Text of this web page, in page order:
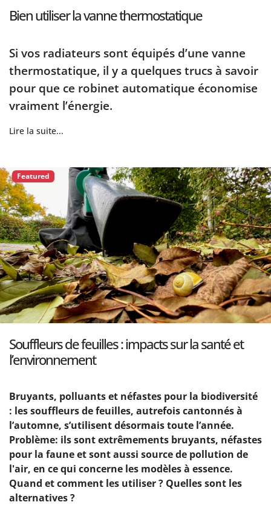
Bien utiliser la vanne thermostatique
Si vos radiateurs sont équipés d’une vanne
thermostatique, il y a quelques trucs à savoir
pour que ce robinet automatique économise
vraiment l’énergie.
Lire la suite...
Featured
Souffleurs de feuilles : impacts sur la santé et
l’environnement
Bruyants, polluants et néfastes pour la biodiversité
: les souffleurs de feuilles, autrefois cantonnés à
l’automne, s’utilisent désormais toute l’année.
Problème: ils sont extrêmements bruyants, néfastes
pour la faune et sont aussi source de pollution de
l'air, en ce qui concerne les modèles à essence.
Quand et comment les utiliser ? Quelles sont les
alternatives ?